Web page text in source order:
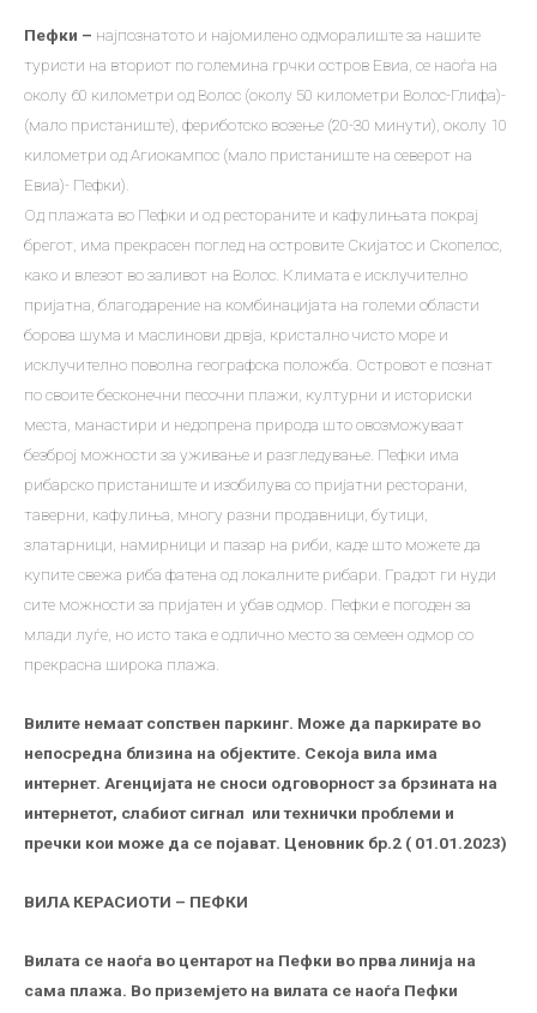
Пефки – најпознатото и најомилено одморалиште за нашите
туристи на вториот по големина грчки остров Евиа, се наоѓа на
околу 60 километри од Волос (околу 50 километри Волос-Глифа)-
(мало пристаниште), фериботско возење (20-30 минути), околу 10
километри од Агиокампос (мало пристаниште на северот на
Евиа)​​- Пефки).
Од плажата во Пефки и од рестораните и кафулињата покрај
брегот, има прекрасен поглед на островите Скијатос и Скопелос,
како и влезот во заливот на Волос. Климата е исклучително
пријатна, благодарение на комбинацијата на големи области
борова шума и маслинови дрвја, кристално чисто море и
исклучително поволна географска положба. Островот е познат
по своите бесконечни песочни плажи, културни и историски
места, манастири и недопрена природа што овозможуваат
безброј можности за уживање и разгледување. Пефки има
рибарско пристаниште и изобилува со пријатни ресторани,
таверни, кафулиња, многу разни продавници, бутици,
златарници, намирници и пазар на риби, каде што можете да
купите свежа риба фатена од локалните рибари. Градот ги нуди
сите можности за пријатен и убав одмор. Пефки е погоден за
млади луѓе, но исто така е одлично место за семеен одмор со
прекрасна широка плажа.
Вилите немаат сопствен паркинг. Може да паркирате во
непосредна близина на објектите. Секоја вила има
интернет. Агенцијата не сноси одговорност за брзината на
интернетот, слабиот сигнал или технички проблеми и
пречки кои може да се појават. Ценовник бр.2 ( 01.01.2023)
ВИЛА КЕРАСИОТИ – ПЕФКИ
Вилата се наоѓа во центарот на Пефки во прва линија на
сама плажа. Во приземјето на вилата се наоѓа Пефки